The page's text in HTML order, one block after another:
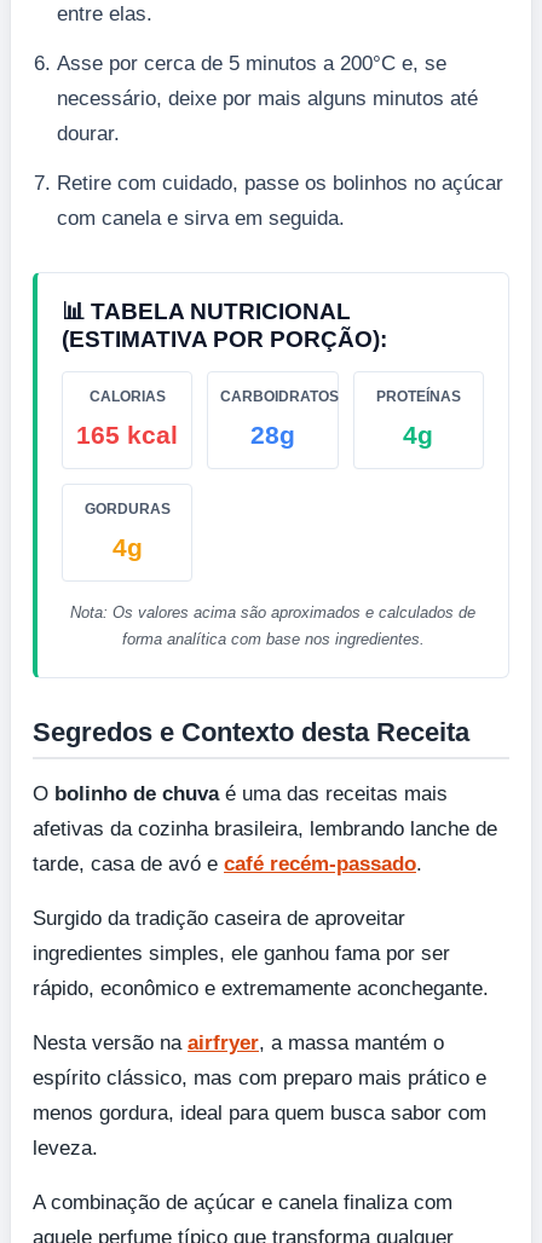
entre elas.
Asse por cerca de 5 minutos a 200°C e, se
necessário, deixe por mais alguns minutos até
dourar.
Retire com cuidado, passe os bolinhos no açúcar
com canela e sirva em seguida.
📊 TABELA NUTRICIONAL
(ESTIMATIVA POR PORÇÃO):
CALORIAS
165 kcal
CARBOIDRATOS
28g
PROTEÍNAS
4g
GORDURAS
4g
Nota: Os valores acima são aproximados e calculados de
forma analítica com base nos ingredientes.
Segredos e Contexto desta Receita
O bolinho de chuvaé uma das receitas mais
afetivas da cozinha brasileira, lembrando lanche de
tarde, casa de avó e café recém-passado.
Surgido da tradição caseira de aproveitar
ingredientes simples, ele ganhou fama por ser
rápido, econômico e extremamente aconchegante.
Nesta versão na airfryer, a massa mantém o
espírito clássico, mas com preparo mais prático e
menos gordura, ideal para quem busca sabor com
leveza.
A combinação de açúcar e canela finaliza com
aquele perfume típico que transforma qualquer